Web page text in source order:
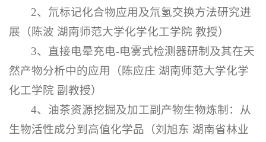
2、氘标记化合物应用及氘氢交换方法研究进
展（陈波 湖南师范大学化学化工学院 教授）
3、直接电晕充电-电雾式检测器研制及其在天
然产物分析中的应用（陈应庄 湖南师范大学化学
化工学院 副教授）
4、油茶资源挖掘及加工副产物生物炼制：从
生物活性成分到高值化学品（刘旭东 湖南省林业